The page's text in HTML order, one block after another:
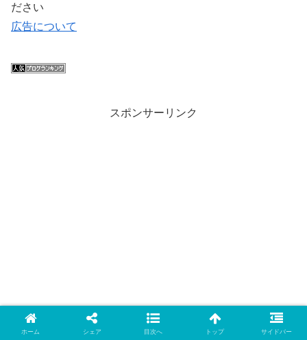
ださい
広告について
スポンサーリンク
ホーム シェア 目次へ トップ サイドバー